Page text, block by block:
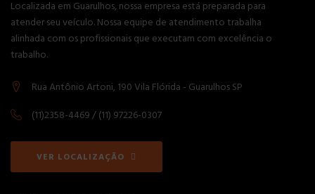
Localizada em Guarulhos, nossa empresa está preparada para
atender seu veículo. Nossa equipe de atendimento trabalha
alinhada com os profissionais que executam com excelência o
trabalho.
Rua Antônio Artoni, 190 Vila Flórida - Guarulhos SP
(11)2358-4469 / (11) 97226-0307
VER LOCALIZAÇÃO